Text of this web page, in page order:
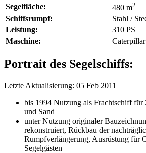
Segelfläche:
480 m2
Schiffsrumpf:
Stahl /
Leistung:
310 PS
Maschine:
Caterpillar
Portrait des Segelschiffs:
Letzte Aktualisierung: 05 Feb 2011
bis 1994 Nutzung als Frachtschiff für
und Sand
unter Nutzung originaler
rekonstruiert, Rückbau der
Rumpfverlängerung, Ausrüstung für
Segelgästen